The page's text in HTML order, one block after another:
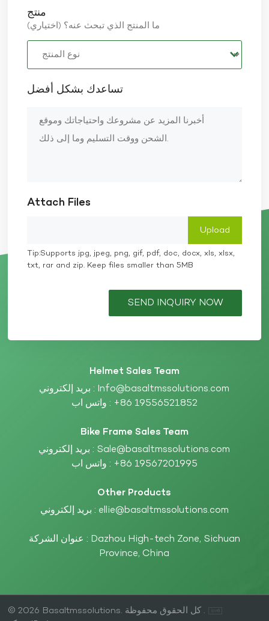
منتج
ما المنتج الذي تبحث عنه؟ (اختياري)
تساعدك بشكل أفضل
Attach Files
Tip:Supports jpg, jpeg, png, gif, pdf, doc, docx, xls, xlsx,
txt, rar and zip. Keep files smaller than 5MB
SEND INQUIRY NOW
Helmet Sales Team
بريد إلكتروني : Info@basaltmssolutions.com
واتس اب : +86 19556521852
Bike Frame Sales Team
بريد إلكتروني : Sale@basaltmssolutions.com
واتس اب : +86 19567201995
Other Products
بريد إلكتروني : ellie@basaltmssolutions.com
عنوان الشركة : Dazhou High-tech Zone, Sichuan
Province, China
© 2026 Basaltmssolutions. كل الحقوق محفوظة .